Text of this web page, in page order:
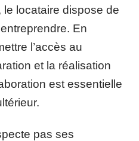
locataire dispose de
En
l’accès au
et la réalisation
est essentielle
pas ses